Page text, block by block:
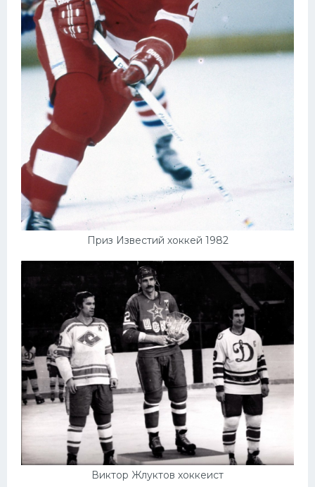
Приз Известий хоккей 1982
Виктор Жлуктов хоккеист